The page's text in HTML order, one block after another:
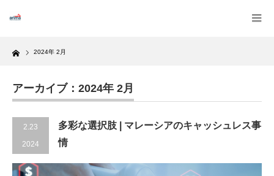
Home 2024年 2月
アーカイブ：2024年 2月
2.23
2024
多彩な選択肢 | マレーシアのキャッシュレス事
情